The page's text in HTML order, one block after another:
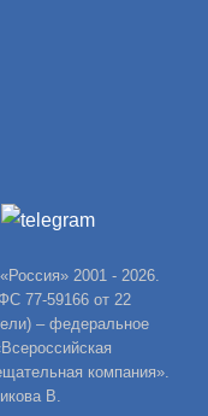
2001 - 2026.
77-59166 от 22
– федеральное
компания».
В.